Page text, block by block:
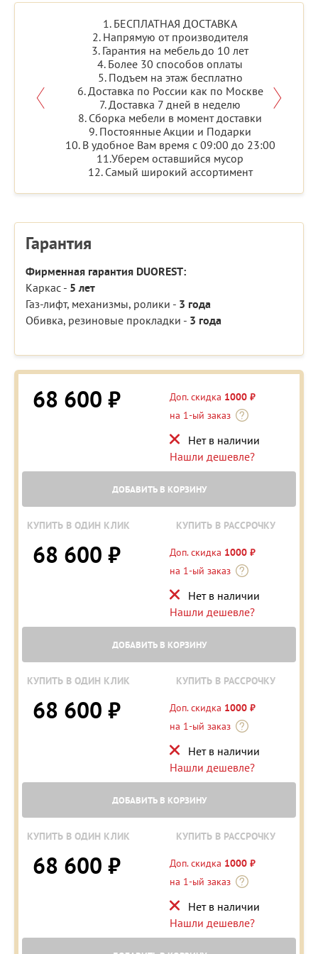
1. БЕСПЛАТНАЯ ДОСТАВКА
2. Напрямую от производителя
3. Гарантия на мебель до 10 лет
4. Более 30 способов оплаты
5. Подъем на этаж бесплатно
6. Доставка по России как по Москве
7. Доставка 7 дней в неделю
8. Сборка мебели в момент доставки
9. Постоянные Акции и Подарки
10. В удобное Вам время с 09:00 до 23:00
11.Уберем оставшийся мусор
12. Самый широкий ассортимент
Гарантия
Фирменная гарантия DUOREST:
Каркас - 5 лет
Газ-лифт, механизмы, ролики - 3 года
Обивка, резиновые прокладки - 3 года
68 600 ₽ Доп. скидка 1000 ₽
на 1-ый заказ
Нет в наличии
Нашли дешевле?
ДОБАВИТЬ В КОРЗИНУ
КУПИТЬ В ОДИН КЛИК КУПИТЬ В РАССРОЧКУ
68 600 ₽ Доп. скидка 1000 ₽
на 1-ый заказ
Нет в наличии
Нашли дешевле?
ДОБАВИТЬ В КОРЗИНУ
КУПИТЬ В ОДИН КЛИК КУПИТЬ В РАССРОЧКУ
68 600 ₽ Доп. скидка 1000 ₽
на 1-ый заказ
Нет в наличии
Нашли дешевле?
ДОБАВИТЬ В КОРЗИНУ
КУПИТЬ В ОДИН КЛИК КУПИТЬ В РАССРОЧКУ
68 600 ₽ Доп. скидка 1000 ₽
на 1-ый заказ
Нет в наличии
Нашли дешевле?